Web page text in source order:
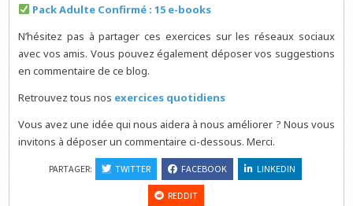
Pack Adulte Confirmé : 15 e-books
N’hésitez pas à partager ces exercices sur les réseaux sociaux
avec vos amis. Vous pouvez également déposer vos suggestions
en commentaire de ce blog.
Retrouvez tous nos exercices quotidiens
Vous avez une idée qui nous aidera à nous améliorer ? Nous vous
invitons à déposer un commentaire ci-dessous. Merci.
PARTAGER: TWITTER FACEBOOK LINKEDIN
REDDIT